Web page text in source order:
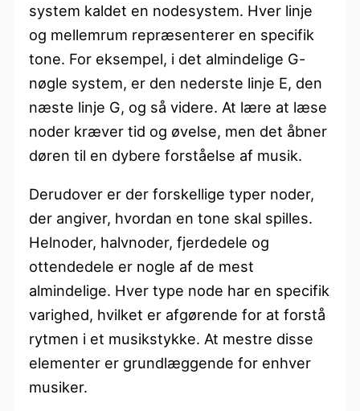
system kaldet en nodesystem. Hver linje
og mellemrum repræsenterer en specifik
tone. For eksempel, i det almindelige G-
nøgle system, er den nederste linje E, den
næste linje G, og så videre. At lære at læse
noder kræver tid og øvelse, men det åbner
døren til en dybere forståelse af musik.
Derudover er der forskellige typer noder,
der angiver, hvordan en tone skal spilles.
Helnoder, halvnoder, fjerdedele og
ottendedele er nogle af de mest
almindelige. Hver type node har en specifik
varighed, hvilket er afgørende for at forstå
rytmen i et musikstykke. At mestre disse
elementer er grundlæggende for enhver
musiker.